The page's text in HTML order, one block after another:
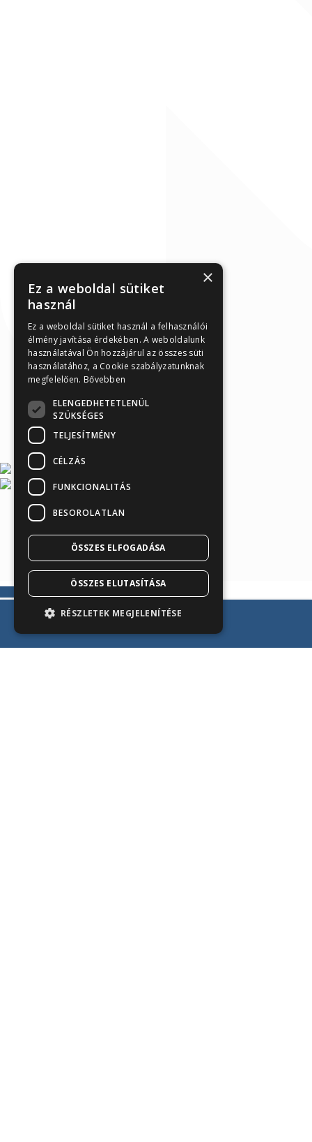
×
Ez a weboldal sütiket
használ
Ez a weboldal sütiket használ a felhasználói
élmény javítása érdekében. A weboldalunk
használatával Ön hozzájárul az összes süti
használatához, a Cookie szabályzatunknak
megfelelően. Bővebben
ELENGEDHETETLENÜL
SZÜKSÉGES
TELJESÍTMÉNY
CÉLZÁS
FUNKCIONALITÁS
BESOROLATLAN
ÖSSZES ELFOGADÁSA
ÖSSZES ELUTASÍTÁSA
RÉSZLETEK MEGJELENÍTÉSE